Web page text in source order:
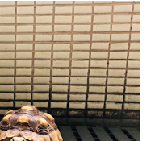
modle ， Natural
chat ： 這個問題
Model, LLM ）
Resolution ） 。
cross the street
以及大部分 LLM ，都會